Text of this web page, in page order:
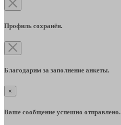
Профиль сохранён.
Благодарим за заполнение анкеты.
×
Ваше сообщение успешно отправлено.